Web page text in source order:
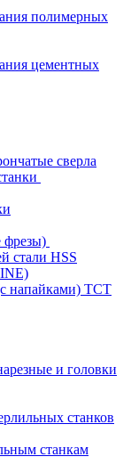
полимерных
цементных
сверла
фрезы)
стали HSS
напайками) ТСТ
и головки
станков
станкам